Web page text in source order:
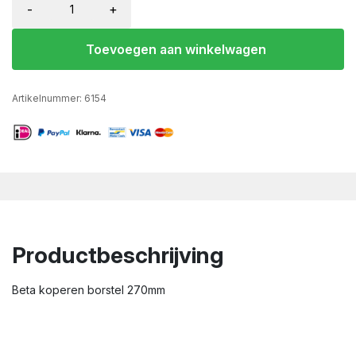
- +
Toevoegen aan winkelwagen
Artikelnummer: 6154
Productbeschrijving
Beta koperen borstel 270mm